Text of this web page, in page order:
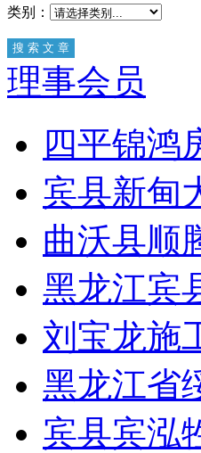
类别：
理事会员
四平锦鸿
宾县新甸
曲沃县顺
黑龙江宾
刘宝龙施
黑龙江省
宾县宾泓